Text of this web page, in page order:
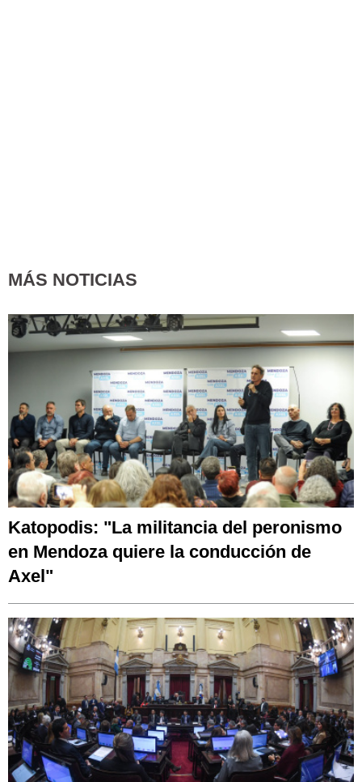
MÁS NOTICIAS
Katopodis: "La militancia del peronismo
en Mendoza quiere la conducción de
Axel"